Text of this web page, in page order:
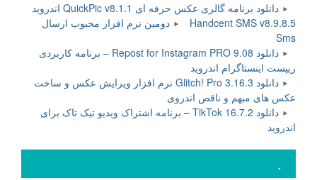
دانلود برنامه گالری عکس حرفه ای QuickPic v8.1.1 اندروید
Handcent SMS v8.9.8.5 دومین نرم افزار محبوب ارسال
Sms
دانلود Repost for Instagram PRO 9.08 – برنامه کاربردی
ریپست اینستاگرام اندروید
دانلود Glitch! Pro 3.16.3 نرم افزار ویرایش عکس و ساخت
عکس های مبهم و ناقص اندروی
دانلود TikTok 16.7.2 – برنامه اشتراک ویدیو تیک تاک برای
اندروید
.